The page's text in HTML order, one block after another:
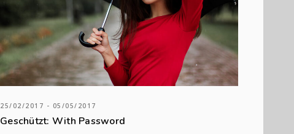
25/02/2017 - 05/05/2017
Geschützt: With Password